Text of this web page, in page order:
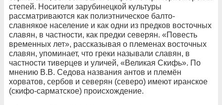
степей. Носители зарубинецкой культуры
рассматриваются как полиэтническое балто-
славнякое население и как одни из предков восточных
славян, в частности, как предки северян. «Повесть
временных лет», рассказывая о племенах восточных
славян, упоминает, что греки называли славян, в
частности тиверцев и уличей, «Великая Скифь». По
мнению В.В. Седова названия антов и племён
хорватов, сербов и северян (северо) имеют иранское
(скифо-сарматское) происхождение.